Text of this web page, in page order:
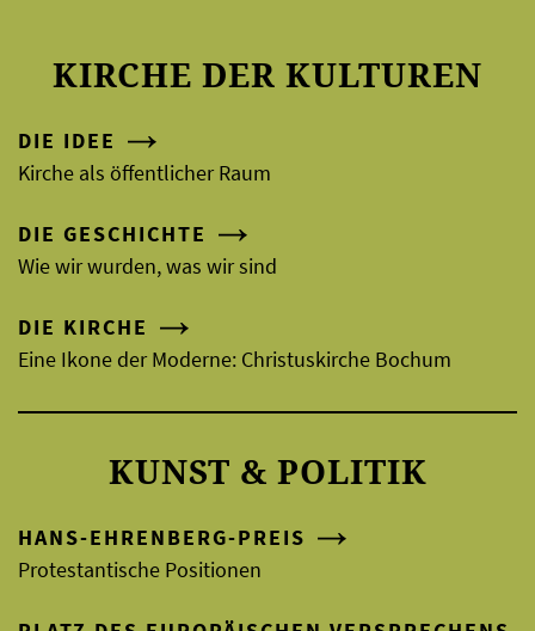
KIRCHE DER KULTUREN
DIE IDEE
Kirche als öffentlicher Raum
DIE GESCHICHTE
Wie wir wurden, was wir sind
DIE KIRCHE
Eine Ikone der Moderne: Christuskirche Bochum
KUNST & POLITIK
HANS-EHRENBERG-PREIS
Protestantische Positionen